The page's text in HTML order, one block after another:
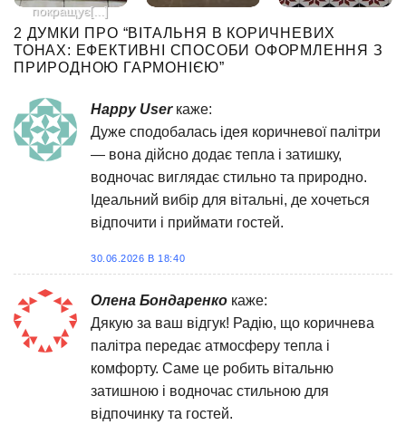
покращує[...]
2 ДУМКИ ПРО “ВІТАЛЬНЯ В КОРИЧНЕВИХ
ТОНАХ: ЕФЕКТИВНІ СПОСОБИ ОФОРМЛЕННЯ З
ПРИРОДНОЮ ГАРМОНІЄЮ”
Happy User каже:
Дуже сподобалась ідея коричневої палітри
— вона дійсно додає тепла і затишку,
водночас виглядає стильно та природно.
Ідеальний вибір для вітальні, де хочеться
відпочити і приймати гостей.
30.06.2026 В 18:40
Олена Бондаренко каже:
Дякую за ваш відгук! Радію, що коричнева
палітра передає атмосферу тепла і
комфорту. Саме це робить вітальню
затишною і водночас стильною для
відпочинку та гостей.